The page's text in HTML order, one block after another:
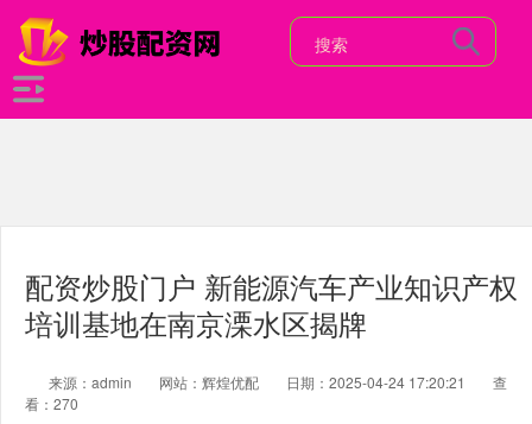
配资炒股门户 新能源汽车产业知识产权
培训基地在南京溧水区揭牌
来源：admin 网站：辉煌优配 日期：2025-04-24 17:20:21
查
看：270